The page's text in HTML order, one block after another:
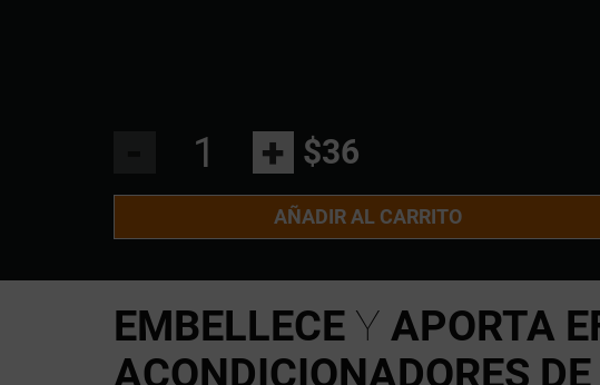
+ $36
AÑADIR AL CARRITO
EMBELLECE Y APORTA
ACONDICIONADORES DE